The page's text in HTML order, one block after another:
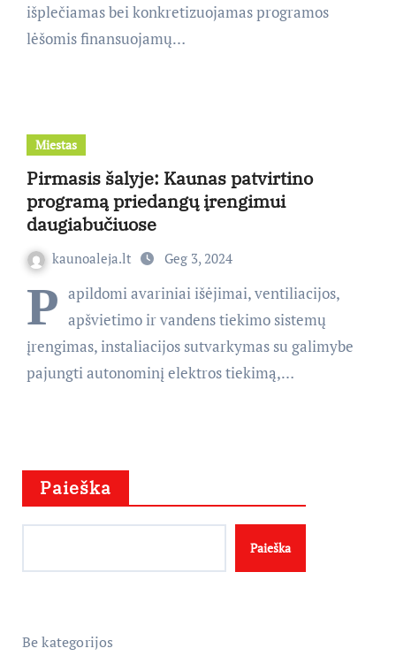
išplečiamas bei konkretizuojamas programos
lėšomis finansuojamų…
Miestas
Pirmasis šalyje: Kaunas patvirtino
programą priedangų įrengimui
daugiabučiuose
kaunoaleja.lt Geg 3, 2024
P apildomi avariniai išėjimai, ventiliacijos,
apšvietimo ir vandens tiekimo sistemų
įrengimas, instaliacijos sutvarkymas su galimybe
pajungti autonominį elektros tiekimą,…
Paieška
Paieška
Be kategorijos